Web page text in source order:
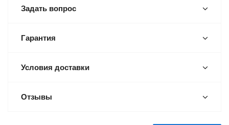
Задать вопрос
Гарантия
Условия доставки
Отзывы